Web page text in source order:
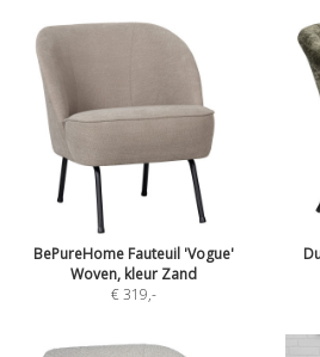
BePureHome Fauteuil 'Vogue'
Woven, kleur Zand
€ 319,-